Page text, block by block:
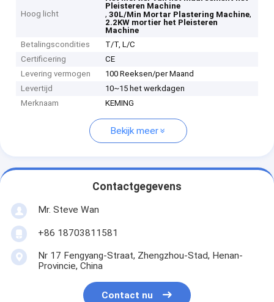
Hoog licht
Pleisteren Machine
,30L/Min Mortar Plastering Machine,
2.2KW mortier het Pleisteren
Machine
Betalingscondities
T/T, L/C
Certificering
CE
Levering vermogen
100 Reeksen/per Maand
Levertijd
10~15 het werkdagen
Merknaam
KEMING
Bekijk meer
Contactgegevens
Mr. Steve Wan
+86 18703811581
Nr 17 Fengyang-Straat, Zhengzhou-Stad, Henan-
Provincie, China
Contact nu